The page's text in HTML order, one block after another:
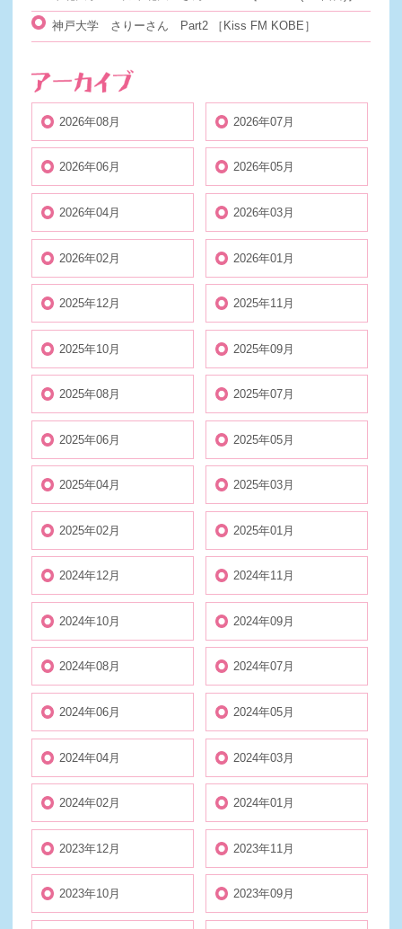
神戸大学 さりーさん Part2 ［Kiss FM KOBE］
2026年08月 2026年07月
2026年06月 2026年05月
2026年04月 2026年03月
2026年02月 2026年01月
2025年12月 2025年11月
2025年10月 2025年09月
2025年08月 2025年07月
2025年06月 2025年05月
2025年04月 2025年03月
2025年02月 2025年01月
2024年12月 2024年11月
2024年10月 2024年09月
2024年08月 2024年07月
2024年06月 2024年05月
2024年04月 2024年03月
2024年02月 2024年01月
2023年12月 2023年11月
2023年10月 2023年09月